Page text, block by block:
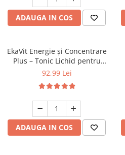
ADAUGA IN COS
EkaVit Energie și Concentrare
Plus – Tonic Lichid pentru
Focus, Memorie și Vitalitate, 1
92,99 Lei
ADAUGA IN COS